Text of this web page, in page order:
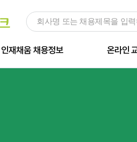
인재채움 채용정보 온라인